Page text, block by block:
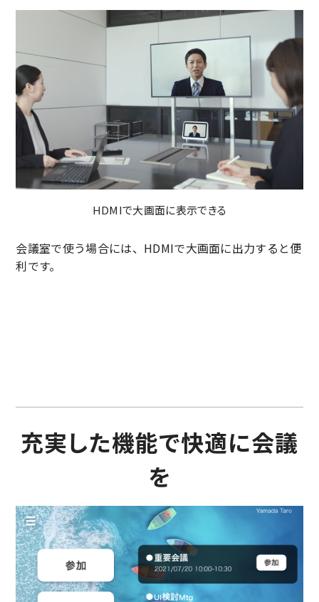
HDMIで大画面に表示できる
会議室で使う場合には、HDMIで大画面に出力すると便
利です。
充実した機能で快適に会議
を